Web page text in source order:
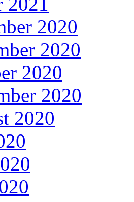
2020
2020
2020
2020
2020